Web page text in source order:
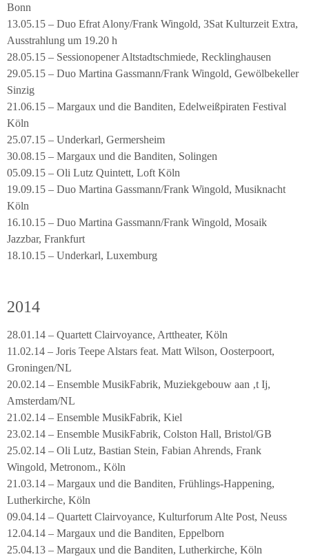
Bonn
13.05.15 – Duo Efrat Alony/Frank Wingold, 3Sat Kulturzeit Extra,
Ausstrahlung um 19.20 h
28.05.15 – Sessionopener Altstadtschmiede, Recklinghausen
29.05.15 – Duo Martina Gassmann/Frank Wingold, Gewölbekeller
Sinzig
21.06.15 – Margaux und die Banditen, Edelweißpiraten Festival
Köln
25.07.15 – Underkarl, Germersheim
30.08.15 – Margaux und die Banditen, Solingen
05.09.15 – Oli Lutz Quintett, Loft Köln
19.09.15 – Duo Martina Gassmann/Frank Wingold, Musiknacht
Köln
16.10.15 – Duo Martina Gassmann/Frank Wingold, Mosaik
Jazzbar, Frankfurt
18.10.15 – Underkarl, Luxemburg
2014
28.01.14 – Quartett Clairvoyance, Arttheater, Köln
11.02.14 – Joris Teepe Alstars feat. Matt Wilson, Oosterpoort,
Groningen/NL
20.02.14 – Ensemble MusikFabrik, Muziekgebouw aan ‚t Ij,
Amsterdam/NL
21.02.14 – Ensemble MusikFabrik, Kiel
23.02.14 – Ensemble MusikFabrik, Colston Hall, Bristol/GB
25.02.14 – Oli Lutz, Bastian Stein, Fabian Ahrends, Frank
Wingold, Metronom., Köln
21.03.14 – Margaux und die Banditen, Frühlings-Happening,
Lutherkirche, Köln
09.04.14 – Quartett Clairvoyance, Kulturforum Alte Post, Neuss
12.04.14 – Margaux und die Banditen, Eppelborn
25.04.13 – Margaux und die Banditen, Lutherkirche, Köln